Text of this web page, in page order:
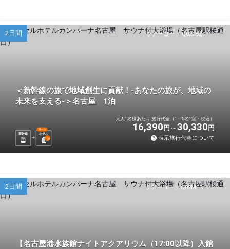
ツアーコード Q02C5Z
2日間
＜新幹線の旅で地域創生に貢献！-あなたの旅が、地域の
未来を支える-＞名古屋 1泊
新幹線 ホテル
選べる
1 泊
大人1名様あたり 旅行代金（1～5名1室・税込）
16,390 円 30,330 円
表示旅行代金について
ツアーコード Q02ME3
2日間
【名古屋港水族館ナイトアクアリウム（17:00以降）入館